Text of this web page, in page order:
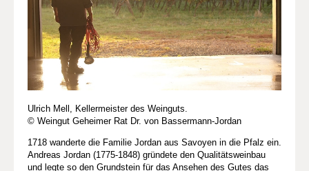
Ulrich Mell, Kellermeister des Weinguts.
© Weingut Geheimer Rat Dr. von Bassermann-Jordan
1718 wanderte die Familie Jordan aus Savoyen in die Pfalz ein.
Andreas Jordan (1775-1848) gründete den Qualitätsweinbau
und legte so den Grundstein für das Ansehen des Gutes das